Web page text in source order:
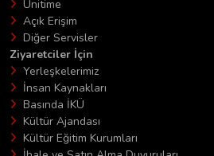
Unitime
Açık Erişim
Diğer Servisler
Ziyaretciler İçin
Yerleşkelerimiz
İnsan Kaynakları
Basında İKÜ
Kültür Ajandası
Kültür Eğitim Kurumları